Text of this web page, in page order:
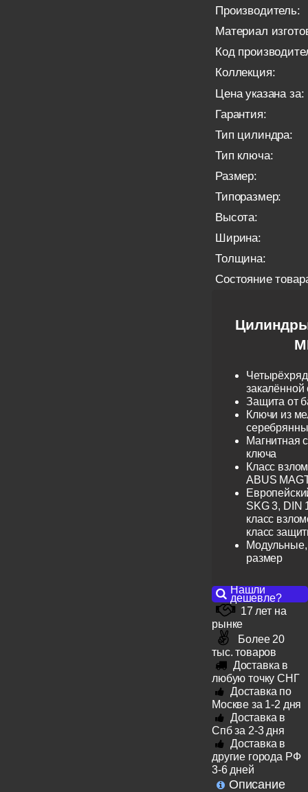
Производитель:
Материал
Код
Коллекция:
Цена указана за:
Гарантия:
Тип цилиндра:
Тип ключа:
Размер:
Типоразмер:
Высота:
Ширина:
Толщина:
Состояние
Цилиндры
закалённой
Защита от
Ключи из
Магнитная
ключа
Класс
ABUS
SKG 3, DIN
класс
класс
размер
Нашли
дешевле?
17 лет на
рынке
Более 20
тыс. товаров
Доставка в
любую точку СНГ
Доставка по
Москве за 1-2 дня
Доставка в
Спб за 2-3 дня
Доставка в
другие города РФ
3-6 дней
Описание